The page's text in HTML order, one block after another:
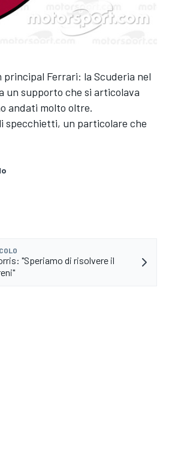
principal Ferrari: la Scuderia nel
un supporto che si articolava
andati molto oltre.
specchietti, un particolare che
"Speriamo di risolvere il